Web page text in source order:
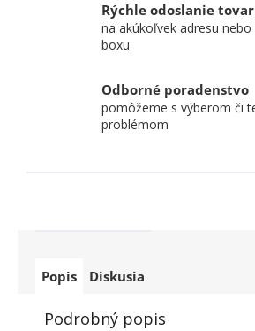
Rýchle odoslanie
na akúkoľvek adresu
boxu
Odborné poradenstvo
pomôžeme s výberom či
problémom
Popis Diskusia
Podrobný popis